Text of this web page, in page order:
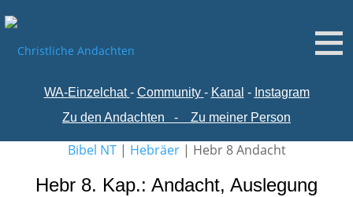
WA-Einzelchat - Community - Kanal - Instagram
Zu den Andachten
- Zu meiner Person
Bibel NT| Hebräer| Hebr 8 Andacht
Hebr 8. Kap.: Andacht, Auslegung